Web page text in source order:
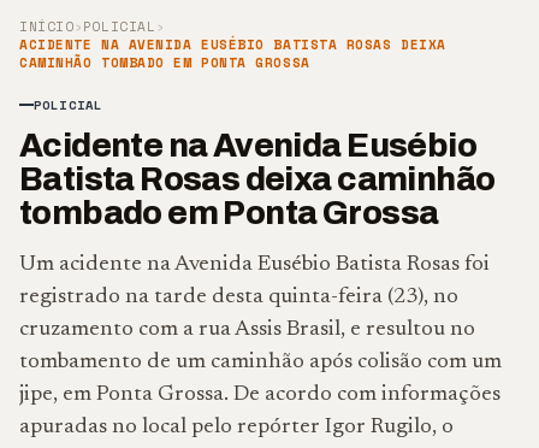
INÍCIO›POLICIAL ›
ACIDENTE NA AVENIDA EUSÉBIO BATISTA ROSAS DEIXA
CAMINHÃO TOMBADO EM PONTA GROSSA
POLICIAL
Acidente na Avenida Eusébio
Batista Rosas deixa caminhão
tombado em Ponta Grossa
Um acidente na Avenida Eusébio Batista Rosas foi
registrado na tarde desta quinta-feira (23), no
cruzamento com a rua Assis Brasil, e resultou no
tombamento de um caminhão após colisão com um
jipe, em Ponta Grossa. De acordo com informações
apuradas no local pelo repórter Igor Rugilo, o